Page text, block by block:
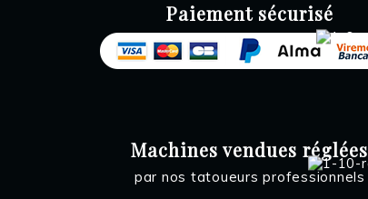
Paiement sécurisé
Machines vendues réglées
par nos tatoueurs professionnels